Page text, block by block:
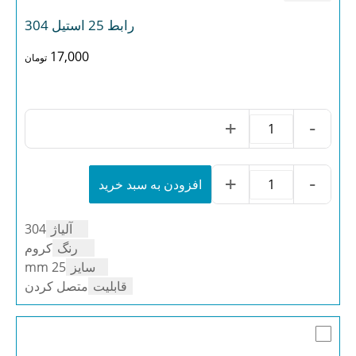
رابط 25 استیل 304
17,000 تومان
رابط
25
استیل
عدد
-
+
رابط
25
-
+ افزودن به سبد خرید
آلیاژ 304
رنگ کروم
سایز 25 mm
قابلیت متصل کردن